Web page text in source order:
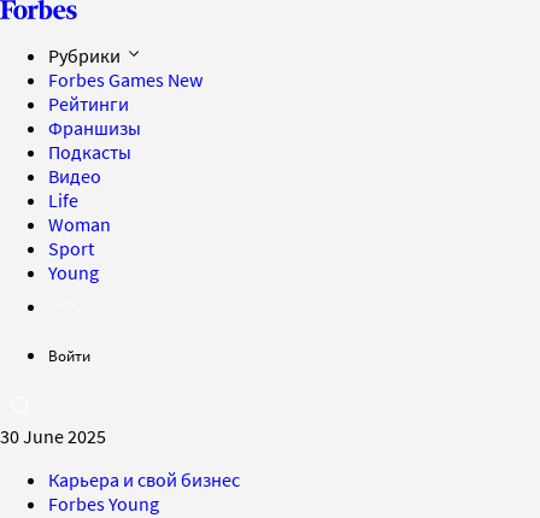
Рубрики
Forbes Games New
Рейтинги
Франшизы
Подкасты
Видео
Life
Woman
Sport
Young
Войти
30 June 2025
Карьера и свой бизнес
Forbes Young